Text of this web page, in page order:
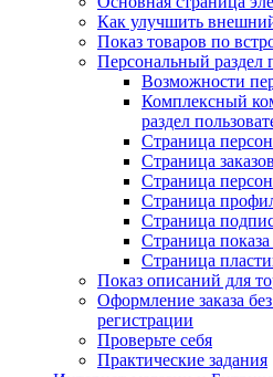
Как улучшить
Показ товаров по
Персональный раздел
Возможности
Комплексный
раздел
Страница
Страница
Страница
Страница
Страница
Страница
Страница
Показ описаний для
Оформление заказа
регистрации
Проверьте себя
Практические задания